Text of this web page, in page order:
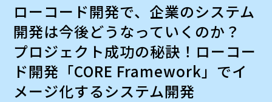
ローコード開発で、企業のシステム
開発は今後どうなっていくのか？
プロジェクト成功の秘訣！ローコー
ド開発「CORE Framework」でイ
メージ化するシステム開発